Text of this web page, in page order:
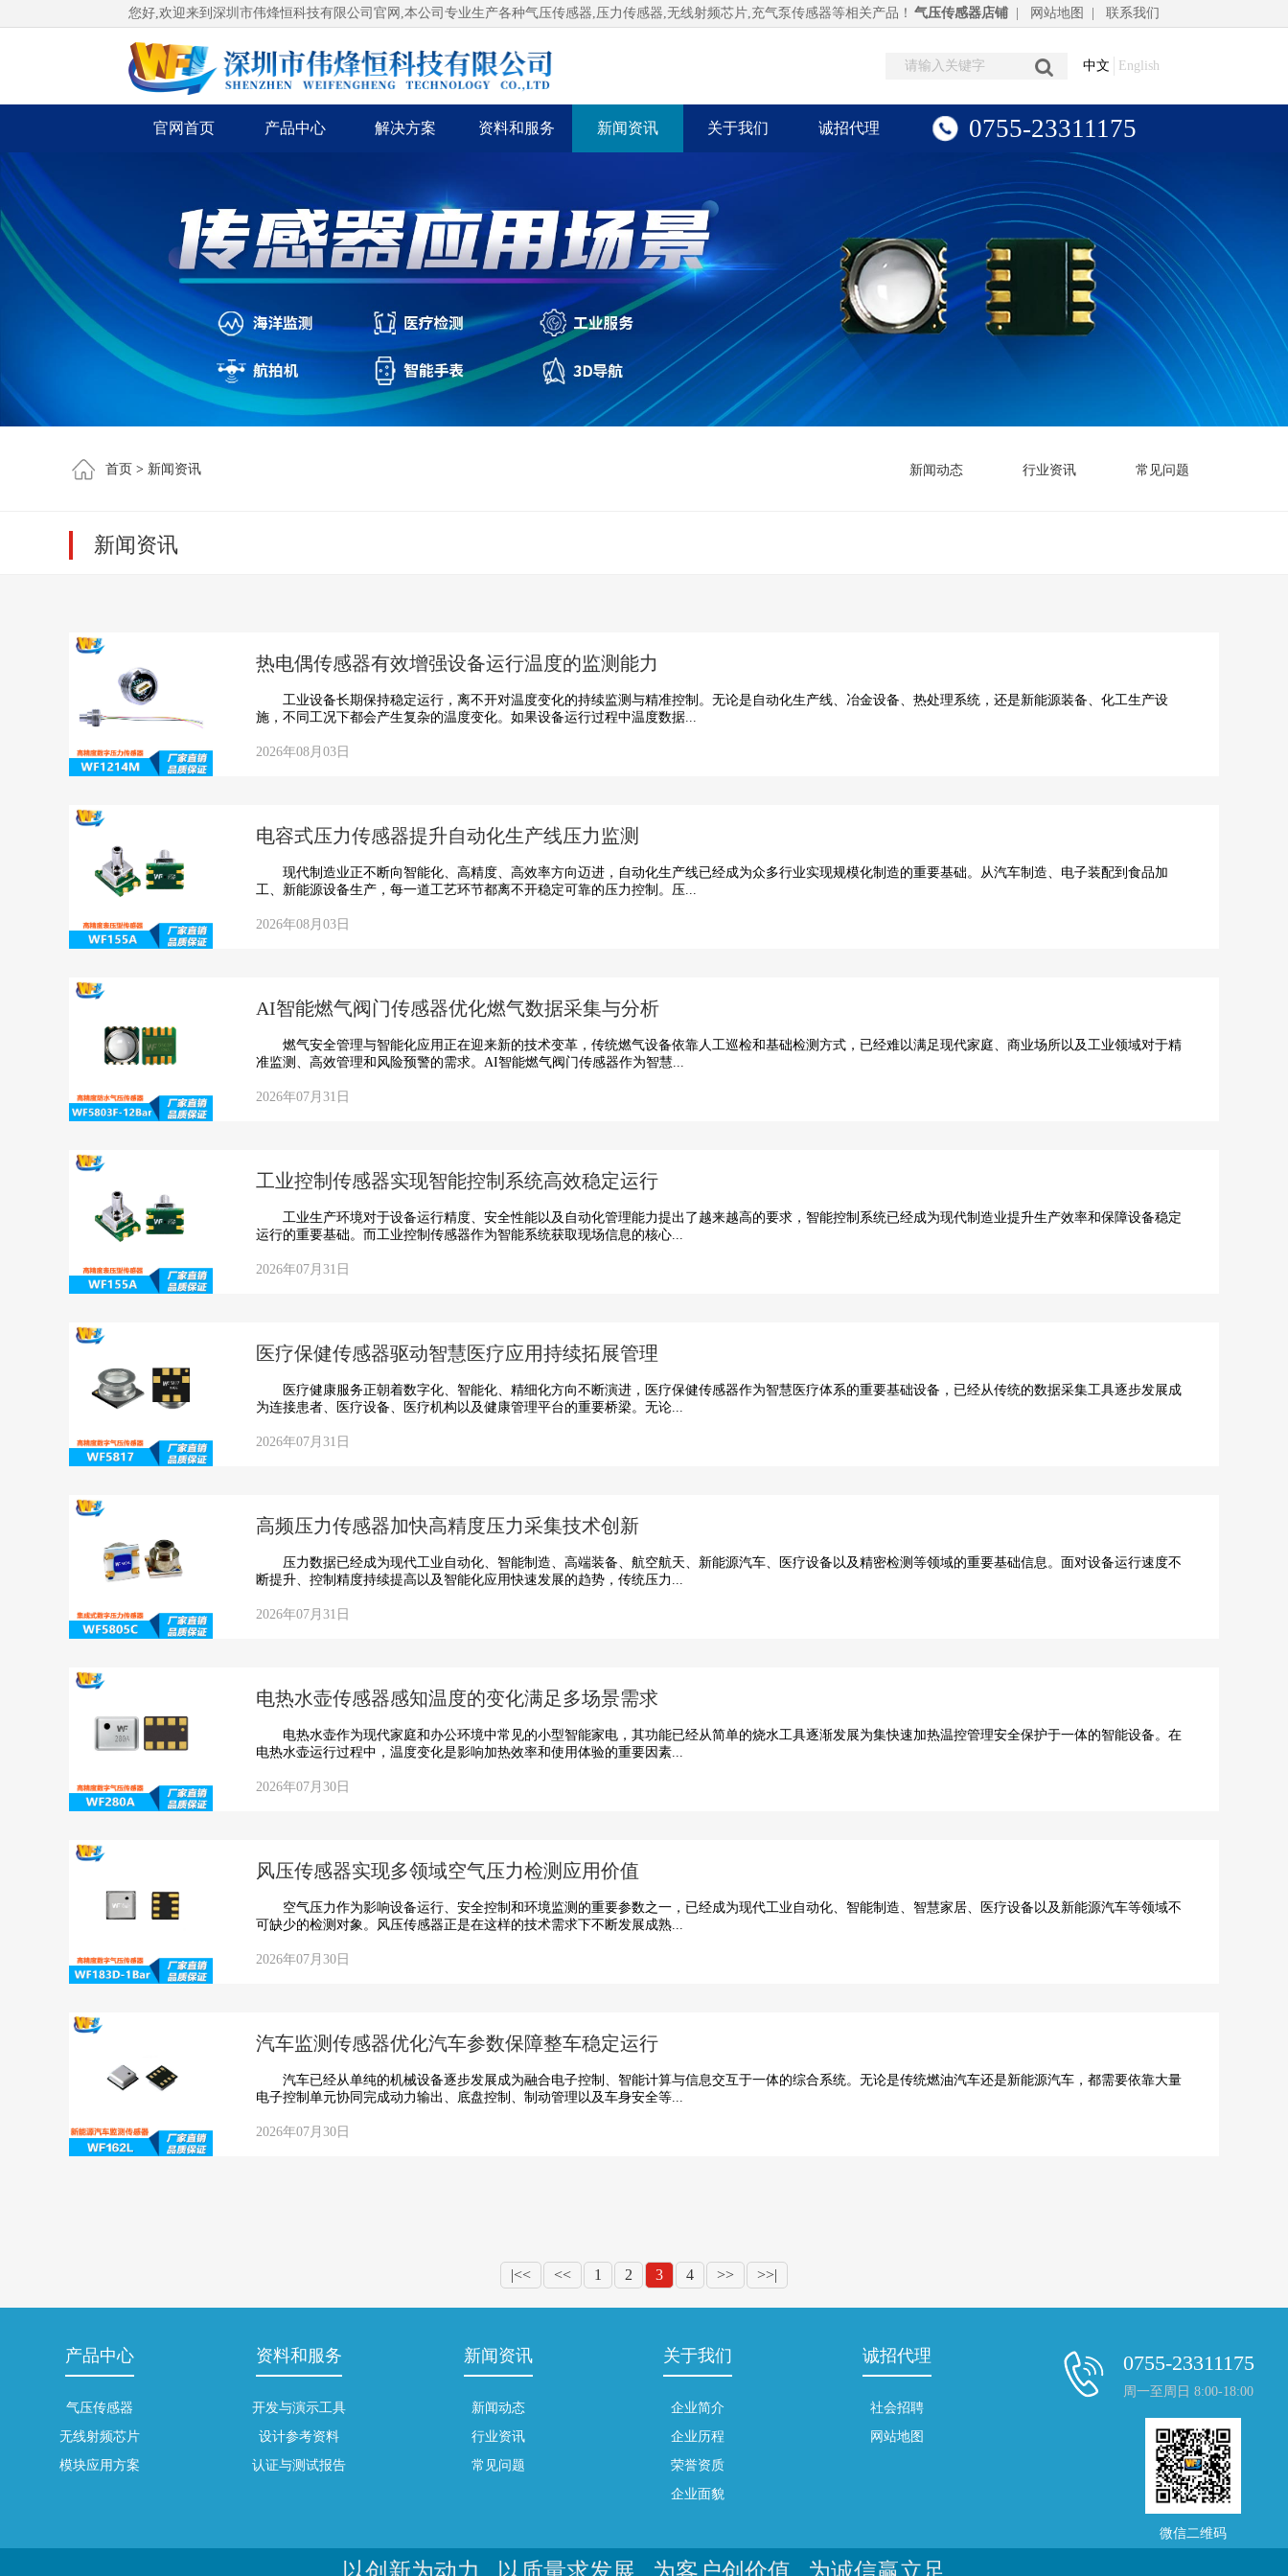
您好,欢迎来到深圳市伟烽恒科技有限公司官网,本公司专业生产各种气压传感器,压力传感器,无线射频芯片,充气泵传感器等相关产品！ 气压传感器店铺| 网站地图 联系我们
中文 English
官网首页 产品中心 解决方案 资料和服务 新闻资讯 关于我们 诚招代理 0755-23311175
首页 > 新闻资讯 新闻动态 行业资讯 常见问题
新闻资讯
热电偶传感器有效增强设备运行温度的监测能力
工业设备长期保持稳定运行，离不开对温度变化的持续监测与精准控制。无论是自动化生产线、冶金设备、热处理系统，还是新能源装备、化工生产设
施，不同工况下都会产生复杂的温度变化。如果设备运行过程中温度数据...
2026年08月03日
电容式压力传感器提升自动化生产线压力监测
现代制造业正不断向智能化、高精度、高效率方向迈进，自动化生产线已经成为众多行业实现规模化制造的重要基础。从汽车制造、电子装配到食品加
工、新能源设备生产，每一道工艺环节都离不开稳定可靠的压力控制。压...
2026年08月03日
AI智能燃气阀门传感器优化燃气数据采集与分析
燃气安全管理与智能化应用正在迎来新的技术变革，传统燃气设备依靠人工巡检和基础检测方式，已经难以满足现代家庭、商业场所以及工业领域对于精
准监测、高效管理和风险预警的需求。AI智能燃气阀门传感器作为智慧...
2026年07月31日
工业控制传感器实现智能控制系统高效稳定运行
工业生产环境对于设备运行精度、安全性能以及自动化管理能力提出了越来越高的要求，智能控制系统已经成为现代制造业提升生产效率和保障设备稳定
运行的重要基础。而工业控制传感器作为智能系统获取现场信息的核心...
2026年07月31日
医疗保健传感器驱动智慧医疗应用持续拓展管理
医疗健康服务正朝着数字化、智能化、精细化方向不断演进，医疗保健传感器作为智慧医疗体系的重要基础设备，已经从传统的数据采集工具逐步发展成
为连接患者、医疗设备、医疗机构以及健康管理平台的重要桥梁。无论...
2026年07月31日
高频压力传感器加快高精度压力采集技术创新
压力数据已经成为现代工业自动化、智能制造、高端装备、航空航天、新能源汽车、医疗设备以及精密检测等领域的重要基础信息。面对设备运行速度不
断提升、控制精度持续提高以及智能化应用快速发展的趋势，传统压力...
2026年07月31日
电热水壶传感器感知温度的变化满足多场景需求
电热水壶作为现代家庭和办公环境中常见的小型智能家电，其功能已经从简单的烧水工具逐渐发展为集快速加热温控管理安全保护于一体的智能设备。在
电热水壶运行过程中，温度变化是影响加热效率和使用体验的重要因素...
2026年07月30日
风压传感器实现多领域空气压力检测应用价值
空气压力作为影响设备运行、安全控制和环境监测的重要参数之一，已经成为现代工业自动化、智能制造、智慧家居、医疗设备以及新能源汽车等领域不
可缺少的检测对象。风压传感器正是在这样的技术需求下不断发展成熟...
2026年07月30日
汽车监测传感器优化汽车参数保障整车稳定运行
汽车已经从单纯的机械设备逐步发展成为融合电子控制、智能计算与信息交互于一体的综合系统。无论是传统燃油汽车还是新能源汽车，都需要依靠大量
电子控制单元协同完成动力输出、底盘控制、制动管理以及车身安全等...
2026年07月30日
|<< << 1 2 3 4 >> >>|
产品中心
气压传感器
无线射频芯片
模块应用方案
资料和服务
开发与演示工具
设计参考资料
认证与测试报告
新闻资讯
新闻动态
行业资讯
常见问题
关于我们
企业简介
企业历程
荣誉资质
企业面貌
诚招代理
社会招聘
网站地图
0755-23311175
周一至周日 8:00-18:00
微信二维码